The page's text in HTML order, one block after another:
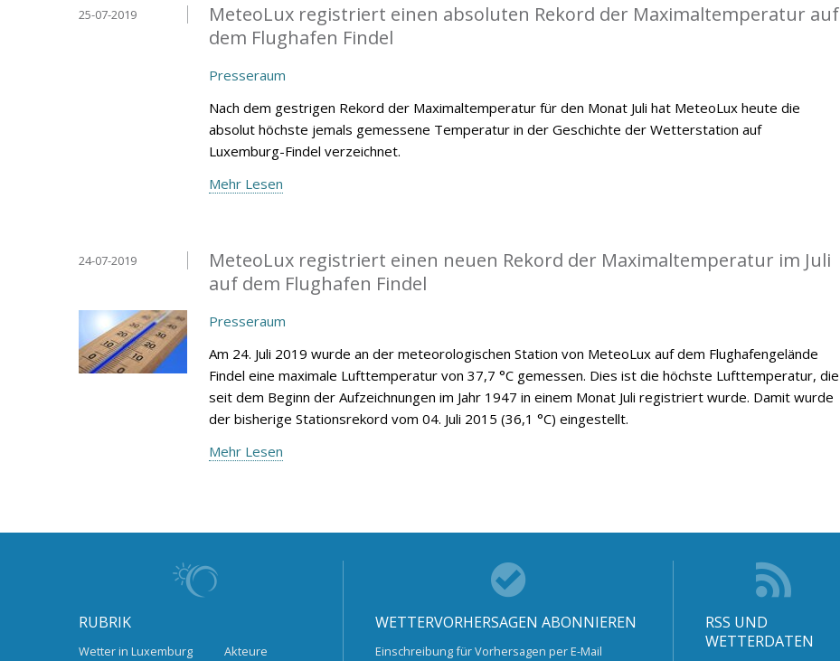
MeteoLux registriert einen absoluten Rekord der Maximaltemperatur auf
dem Flughafen Findel
25-07-2019
Presseraum
Nach dem gestrigen Rekord der Maximaltemperatur für den Monat Juli hat MeteoLux heute die
absolut höchste jemals gemessene Temperatur in der Geschichte der Wetterstation auf
Luxemburg-Findel verzeichnet.
Mehr Lesen
MeteoLux registriert einen neuen Rekord der Maximaltemperatur im Juli
auf dem Flughafen Findel
24-07-2019
Presseraum
Am 24. Juli 2019 wurde an der meteorologischen Station von MeteoLux auf dem Flughafengelände
Findel eine maximale Lufttemperatur von 37,7 °C gemessen. Dies ist die höchste Lufttemperatur, die
seit dem Beginn der Aufzeichnungen im Jahr 1947 in einem Monat Juli registriert wurde. Damit wurde
der bisherige Stationsrekord vom 04. Juli 2015 (36,1 °C) eingestellt.
Mehr Lesen
RUBRIK
Wetter in Luxemburg
Akteure
WETTERVORHERSAGEN ABONNIEREN
Einschreibung für Vorhersagen per E-Mail
RSS UND
WETTERDATEN